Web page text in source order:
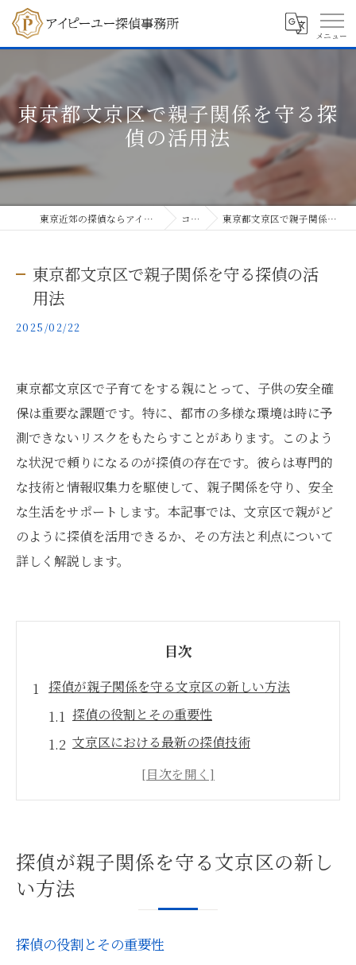
東京都文京区で親子関係を守る探
偵の活用法
東京近郊の探偵ならアイピーユー探偵事務所 コラム 東京都文京区で親子関係を守る探偵の活用法
東京都文京区で親子関係を守る探偵の活
用法
2025/02/22
東京都文京区で子育てをする親にとって、子供の安全確
保は重要な課題です。特に、都市の多様な環境は時に予
測できないリスクをもたらすことがあります。このよう
な状況で頼りになるのが探偵の存在です。彼らは専門的
な技術と情報収集力を駆使して、親子関係を守り、安全
な生活をサポートします。本記事では、文京区で親がど
のように探偵を活用できるか、その方法と利点について
詳しく解説します。
目次
探偵が親子関係を守る文京区の新しい方法
探偵の役割とその重要性
文京区における最新の探偵技術
親子関係を守るための探偵の具体的な活動
地域に密着した探偵のネットワーク活用法
探偵と親が連携するためのポイント
東京文京区で探偵を活用して子供の安全を確保
探偵が親子関係を守る文京区の新し
い方法
探偵の役割とその重要性